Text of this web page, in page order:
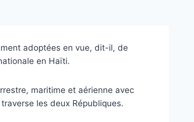
adoptées en vue, dit-il, de
en Haïti.
maritime et aérienne avec
les deux Républiques.